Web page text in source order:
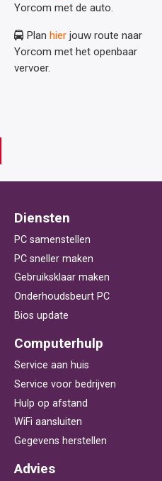
Yorcom met de auto.
Plan hier jouw route naar
Yorcom met het openbaar
vervoer.
Diensten
PC samenstellen
PC sneller maken
Gebruiksklaar maken
Onderhoudsbeurt PC
Bios update
Computerhulp
Service aan huis
Service voor bedrijven
Hulp op afstand
WiFi aansluiten
Gegevens herstellen
Advies